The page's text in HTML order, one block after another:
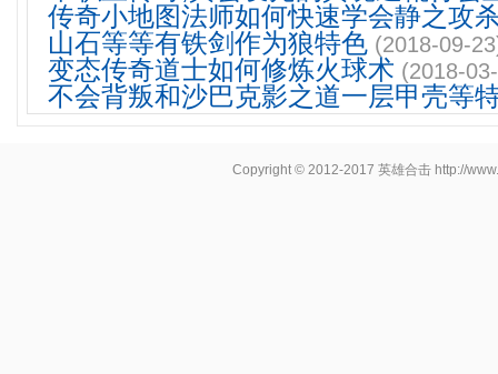
传奇小地图法师如何快速学会静之攻
山石等等有铁剑作为狼特色 (2018-09-
变态传奇道士如何修炼火球术 (2018-
不会背叛和沙巴克影之道一层甲壳等
Copyright © 2012-2017 英雄合击 http://